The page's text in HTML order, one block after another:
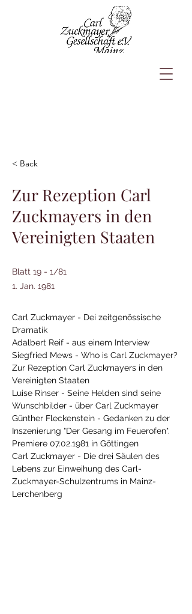
< Back
Zur Rezeption Carl
Zuckmayers in den
Vereinigten Staaten
Blatt 19 - 1/81
1. Jan. 1981
Previous Next
Carl Zuckmayer - Dei zeitgenössische
Dramatik
Adalbert Reif - aus einem Interview
Siegfried Mews - Who is Carl Zuckmayer?
Zur Rezeption Carl Zuckmayers in den
Vereinigten Staaten
​Luise Rinser - Seine Helden sind seine
Wunschbilder - über Carl Zuckmayer
Günther Fleckenstein - Gedanken zu der
Inszenierung "Der Gesang im Feuerofen".
Premiere 07.02.1981 in Göttingen
Carl Zuckmayer - Die drei Säulen des
Lebens zur Einweihung des Carl-
Zuckmayer-Schulzentrums in Mainz-
Lerchenberg